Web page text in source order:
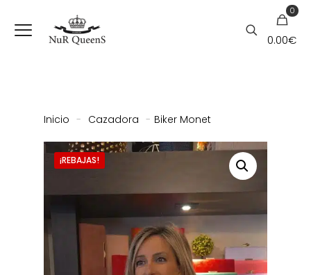
0
0.00€
Inicio - Cazadora - Biker Monet
¡REBAJAS!